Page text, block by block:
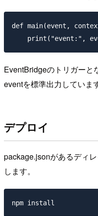
def main(event,
EventBridgeのトリガーと
eventを標準出力しています
デプロイ
package.jsonがあるディ
します。